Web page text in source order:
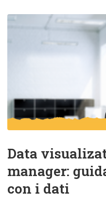
Data
manager:
con i dati